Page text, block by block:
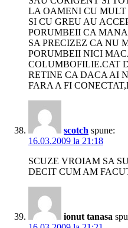
LA OAMENI CU
SI CU GREU AU
PORUMBEII CA
SA PRECIZEZ CA NU
PORUMBEII NICI
COLUMBOFILIE.CAT
RETINE CA DACA AI
FARA A FI
scotch spune:
16.03.2009 la 21:18
SCUZE VROIAM SA
DECIT CUM AM
ionut tanasa